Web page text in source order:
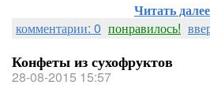
Читать
комментарии: 0 понравилось!
Конфеты из сухофруктов
28-08-2015 15:57